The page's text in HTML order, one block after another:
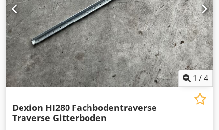
1 /4
Dexion HI280 Fachbodentraverse
Traverse Gitterboden